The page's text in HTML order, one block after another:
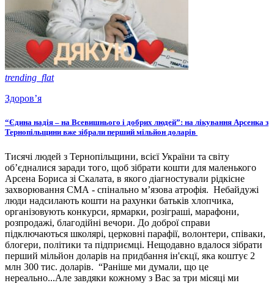
trending_flat
Здоров’я
“Єдина надія – на Всевишнього і добрих людей”: на лікування Арсенка з
Тернопільщини вже зібрали перший мільйон доларів
Тисячі людей з Тернопільщини, всієї України та світу
об’єдналися заради того, щоб зібрати кошти для маленького
Арсена Бориса зі Скалата, в якого діагностували рідкісне
захворювання СМА - спінально м’язова атрофія. Небайдужі
люди надсилають кошти на рахунки батьків хлопчика,
організовують конкурси, ярмарки, розіграші, марафони,
розпродажі, благодійні вечори. До доброї справи
підключаються школярі, церковні парафії, волонтери, співаки,
блогери, політики та підприємці. Нещодавно вдалося зібрати
перший мільйон доларів на придбання ін'єкцї, яка коштує 2
млн 300 тис. доларів. “Раніше ми думали, що це
нереально...Але завдяки кожному з Вас за три місяці ми